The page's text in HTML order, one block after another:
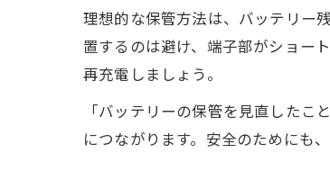
理想的な保管方法は、バッテリー
置するのは避け、端子部がショー
再充電しましょう。
「バッテリーの保管を見直した
につながります。安全のためにも